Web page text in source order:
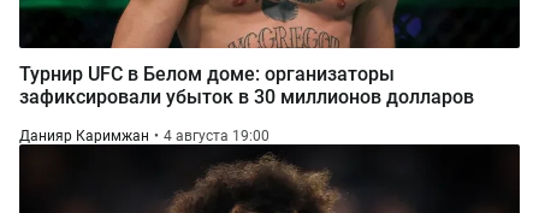
Турнир UFC в Белом доме: организаторы
зафиксировали убыток в 30 миллионов долларов
Данияр Каримжан 4 августа 19:00